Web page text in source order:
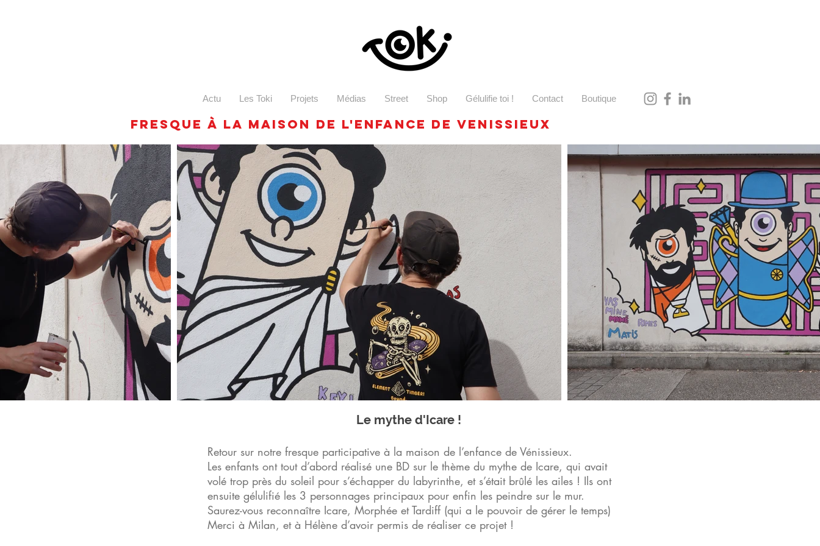
Actu Les Toki Projets Médias Street Shop Gélulifie toi ! Contact Boutique
Fresque à la maison de l'enfance de venissieux
Le mythe d'Icare !
Retour sur notre fresque participative à la maison de l’enfance de Vénissieux.
Les enfants ont tout d’abord réalisé une BD sur le thème du mythe de Icare, qui avait
volé trop près du soleil pour s’échapper du labyrinthe, et s’était brûlé les ailes ! Ils ont
ensuite gélulifié les 3 personnages principaux pour enfin les peindre sur le mur.
Saurez-vous reconnaître Icare, Morphée et Tardiff (qui a le pouvoir de gérer le temps)
Merci à Milan, et à Hélène d’avoir permis de réaliser ce projet !